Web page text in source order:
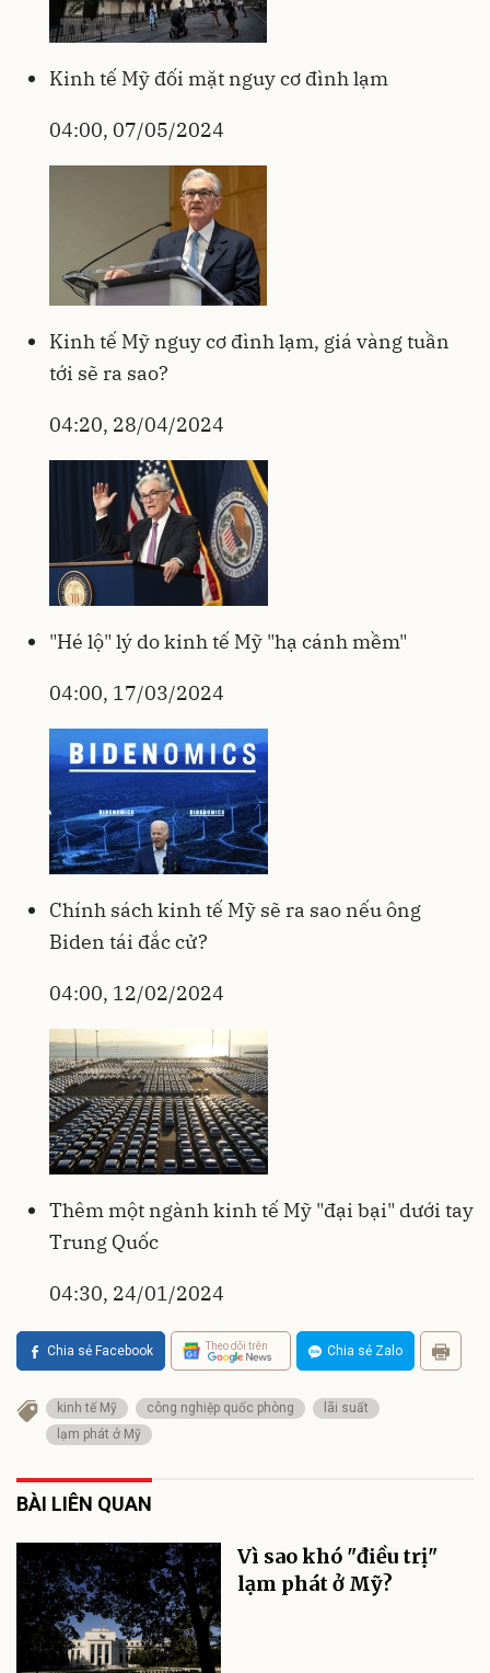
Kinh tế Mỹ đối mặt nguy cơ đình lạm
04:00, 07/05/2024
Kinh tế Mỹ nguy cơ đình lạm, giá vàng tuần
tới sẽ ra sao?
04:20, 28/04/2024
"Hé lộ" lý do kinh tế Mỹ "hạ cánh mềm"
04:00, 17/03/2024
Chính sách kinh tế Mỹ sẽ ra sao nếu ông
Biden tái đắc cử?
04:00, 12/02/2024
Thêm một ngành kinh tế Mỹ "đại bại" dưới tay
Trung Quốc
04:30, 24/01/2024
Chia sẻ Facebook Theo dõi trên Chia sẻ Zalo
kinh tế Mỹ công nghiệp quốc phòng
lãi suất
lạm phát ở Mỹ
BÀI LIÊN QUAN
Vì sao khó "điều trị"
lạm phát ở Mỹ?